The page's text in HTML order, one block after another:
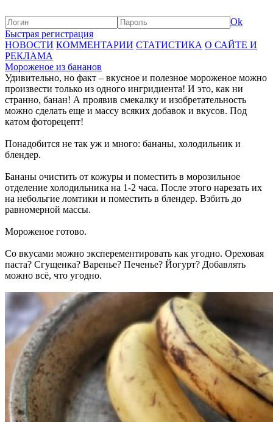
Ok
Быстрая регистрация
НОВОСТИ КОММЕНТАРИИ СТАТИСТИКА О САЙТЕ И
РЕКЛАМА
Мороженое из бананов
Удивительно, но факт – вкусное и полезное мороженое можно
произвести только из одного ингридиента! И это, как ни
странно, банан! А проявив смекалку и изобретательность
можно сделать еще и массу всяких добавок и вкусов. Под
катом фоторецепт!
Понадобится не так уж и много: бананы, холодильник и
блендер.
Бананы очистить от кожуры и поместить в морозильное
отделение холодильника на 1-2 часа. После этого нарезать их
на небольгие ломтики и поместить в блендер. Взбить до
равномерной массы.
Мороженое готово.
Со вкусами можно эксперементировать как угодно. Ореховая
паста? Сгущенка? Варенье? Печенье? Йогурт? Добавлять
можно всё, что угодно.